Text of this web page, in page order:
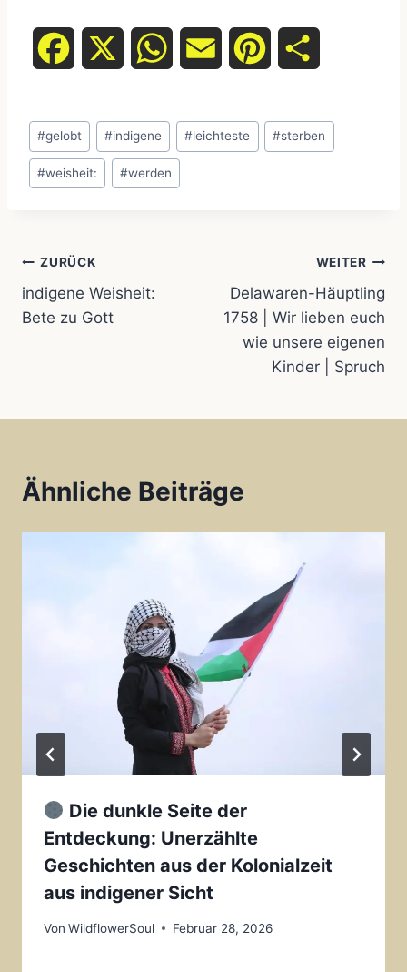
c
e
o
o
a n
e
s
i
n
Schlagworte:
#gelobt #indigene #leichteste #sterben
#weisheit: #werden
Beitragsnavigation
ZURÜCK
indigene Weisheit:
Bete zu Gott
WEITER
Delawaren-Häuptling
1758 | Wir lieben euch
wie unsere eigenen
Kinder | Spruch
Ähnliche Beiträge
Die dunkle Seite der
Entdeckung: Unerzählte
Geschichten aus der Kolonialzeit
aus indigener Sicht
Von WildflowerSoul Februar 28, 2026